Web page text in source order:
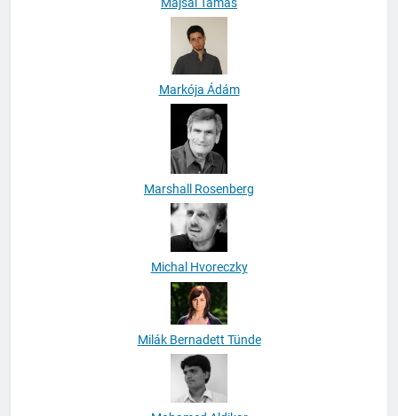
Majsai Tamás
Markója Ádám
Marshall Rosenberg
Michal Hvoreczky
Milák Bernadett Tünde